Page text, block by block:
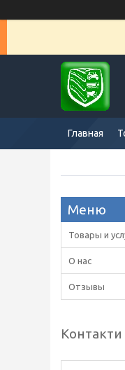
Главная
Товары и
О нас
Отзывы
Контакти